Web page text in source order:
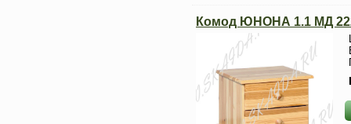
Комод ЮНОНА 1.1 МД